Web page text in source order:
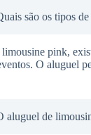
são os tipos
pink,
O aluguel
aluguel de